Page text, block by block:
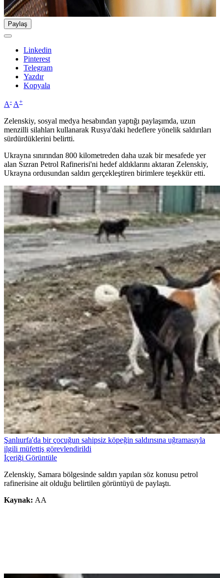
Paylaş
Linkedin
Pinterest
Telegram
Yazdır
Kopyala
A- A+
Zelenskiy, sosyal medya hesabından yaptığı paylaşımda, uzun
menzilli silahları kullanarak Rusya'daki hedeflere yönelik saldırıları
sürdürdüklerini belirtti.
Ukrayna sınırından 800 kilometreden daha uzak bir mesafede yer
alan Sızran Petrol Rafinerisi'ni hedef aldıklarını aktaran Zelenskiy,
Ukrayna ordusundan saldırı gerçekleştiren birimlere teşekkür etti.
Şanlıurfa'da bir çocuğun sahipsiz köpeğin saldırısına uğramasıyla
ilgili müfettiş görevlendirildi
İçeriği Görüntüle
Zelenskiy, Samara bölgesinde saldırı yapılan söz konusu petrol
rafinerisine ait olduğu belirtilen görüntüyü de paylaştı.
Kaynak: AA